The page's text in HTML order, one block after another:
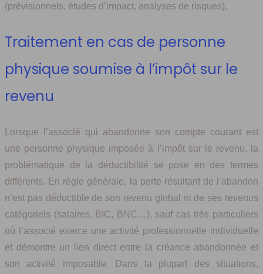
(prévisionnels, études d’impact, analyses de risques).
Traitement en cas de personne
physique soumise à l’impôt sur le
revenu
Lorsque l’associé qui abandonne son compte courant est
une personne physique imposée à l’impôt sur le revenu, la
problématique de la déductibilité se pose en des termes
différents. En règle générale, la perte résultant de l’abandon
n’est pas déductible de son revenu global ni de ses revenus
catégoriels (salaires, BIC, BNC…), sauf cas très particuliers
où l’associé exerce une activité professionnelle individuelle
et démontre un lien direct entre la créance abandonnée et
son activité imposable. Dans la plupart des situations,